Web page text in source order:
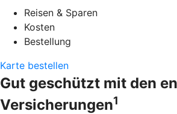
Reisen & Sparen
Kosten
Bestellung
Karte bestellen
Gut geschützt mit den
Versicherungen1